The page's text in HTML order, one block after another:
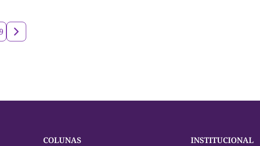
COLUNAS INSTITUCIONAL